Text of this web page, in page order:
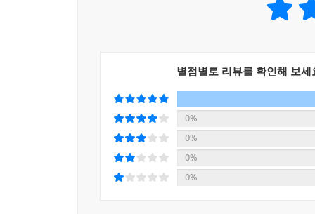
별점별로 리뷰를 확인해 보세
0%
0%
0%
0%